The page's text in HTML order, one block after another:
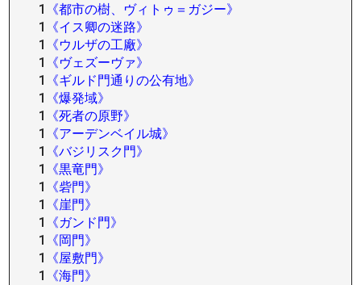
1
《都市の樹、ヴィトゥ＝ガジー》
1
《イス卿の迷路》
1
《ウルザの工廠》
1
《ヴェズーヴァ》
1
《ギルド門通りの公有地》
1
《爆発域》
1
《死者の原野》
1
《アーデンベイル城》
1
《バジリスク門》
1
《黒竜門》
1
《砦門》
1
《崖門》
1
《ガンド門》
1
《岡門》
1
《屋敷門》
1
《海門》